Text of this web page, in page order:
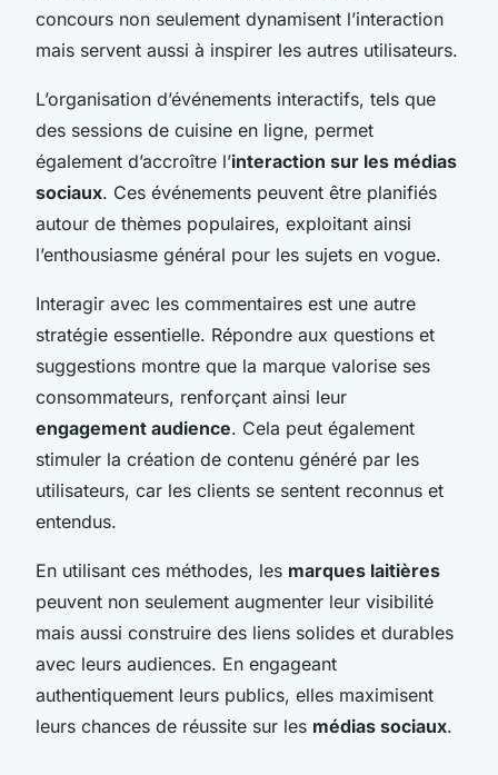
concours non seulement dynamisent l’interaction
mais servent aussi à inspirer les autres utilisateurs.
L’organisation d’événements interactifs, tels que
des sessions de cuisine en ligne, permet
également d’accroître l’interaction sur les médias
sociaux. Ces événements peuvent être planifiés
autour de thèmes populaires, exploitant ainsi
l’enthousiasme général pour les sujets en vogue.
Interagir avec les commentaires est une autre
stratégie essentielle. Répondre aux questions et
suggestions montre que la marque valorise ses
consommateurs, renforçant ainsi leur
engagement audience. Cela peut également
stimuler la création de contenu généré par les
utilisateurs, car les clients se sentent reconnus et
entendus.
En utilisant ces méthodes, les marques laitières
peuvent non seulement augmenter leur visibilité
mais aussi construire des liens solides et durables
avec leurs audiences. En engageant
authentiquement leurs publics, elles maximisent
leurs chances de réussite sur les médias sociaux.